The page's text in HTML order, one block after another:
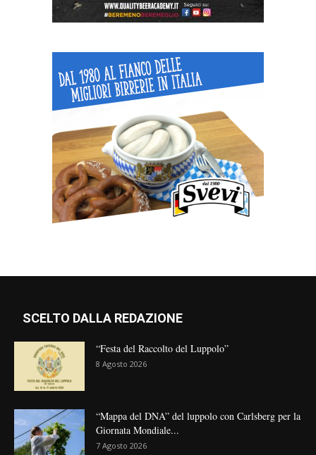
SCELTO DALLA REDAZIONE
“Festa del Raccolto del Luppolo”
8 Agosto 2026
“Mappa del DNA” del luppolo con Carlsberg per la
Giornata Mondiale...
7 Agosto 2026